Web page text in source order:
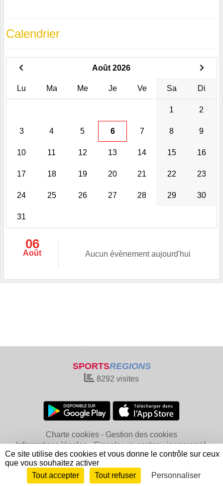
Calendrier
Août 2026
Lu Ma Me Je Ve Sa Di
1 2
3 4 5 6 7 8 9
10 11 12 13 14 15 16
17 18 19 20 21 22 23
24 25 26 27 28 29 30
31
06
Août Aucun évènement aujourd'hui
SPORTSREGIONS
8292 visites
Charte cookies
Gestion des cookies
Informations légales
Signaler un contenu inapproprié
Envie de participer ? Connexion
Ce site utilise des cookies et vous donne le contrôle sur ceux
que vous souhaitez activer
Tout accepter
Tout refuser Personnaliser